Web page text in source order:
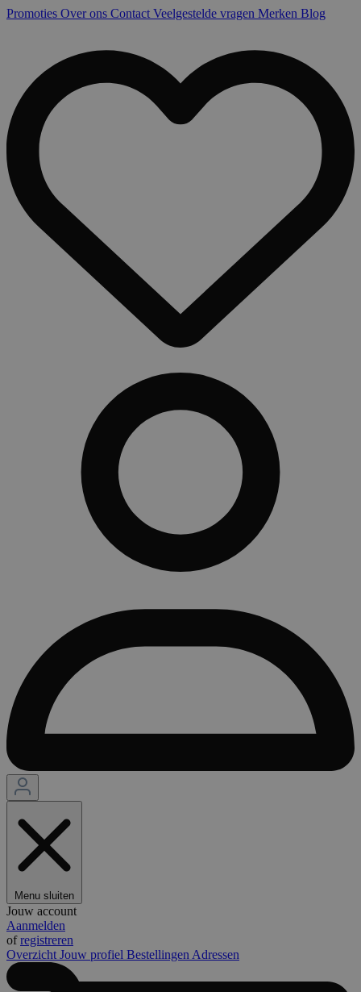
Promoties Over ons Contact Veelgestelde vragen Merken Blog
Menu sluiten
Jouw account
Aanmelden
ofregistreren
Overzicht Jouw profiel Bestellingen Adressen